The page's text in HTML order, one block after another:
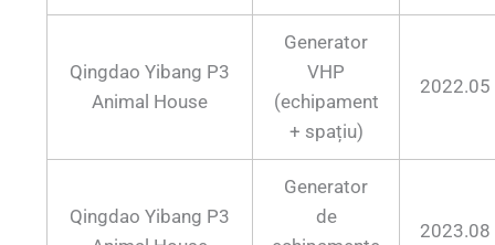
Qingdao Yibang P3
Animal House
Generator
VHP
(echipament
+ spațiu)
2022.05
Qingdao Yibang P3
Generator
de
2023.08